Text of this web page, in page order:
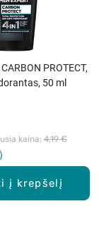
į krepšelį
PROTECT,
50 ml
kaina: 4,19 €